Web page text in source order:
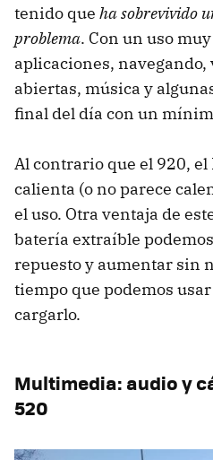
tenido que ha sobrevivido
problema. Con un uso
aplicaciones,
abiertas, música y
final del día con un
Al contrario que el 920, el
calienta (o no parece
el uso. Otra ventaja de
batería extraíble
repuesto y aumentar sin
tiempo que podemos
cargarlo.
Multimedia: audio y
520